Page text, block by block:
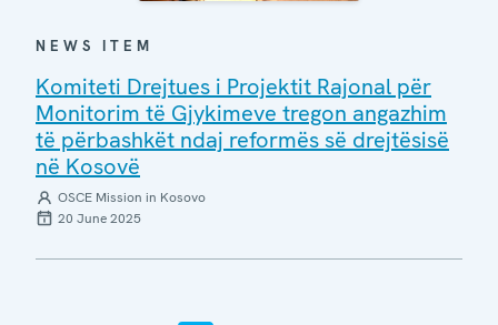
NEWS ITEM
Komiteti Drejtues i Projektit Rajonal për
Monitorim të Gjykimeve tregon angazhim
të përbashkët ndaj reformës së drejtësisë
në Kosovë
OSCE Mission in Kosovo
20 June 2025